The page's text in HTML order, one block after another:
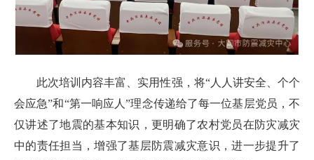
此次培训内容丰富、实用性强，将“人人讲安全、个个
会应急”和“第一响应人”理念传递给了每一位基层党员，不
仅讲述了地震的基本知识，更明确了农村党员在防灾减灾
中的责任担当，增强了基层防震减灾意识，进一步提升了